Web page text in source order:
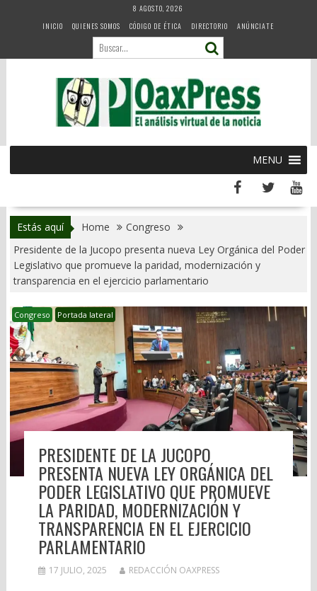
8 AGOSTO, 2026
INICIO
QUIENES SOMOS CÓDIGO DE ÉTICA DIRECTORIO ANÚNCIATE
MENU
Estás aquí Home
Congreso
Presidente de la Jucopo presenta nueva Ley Orgánica del Poder
Legislativo que promueve la paridad, modernización y
transparencia en el ejercicio parlamentario
Congreso Portada lateral
PRESIDENTE DE LA JUCOPO
PRESENTA NUEVA LEY ORGÁNICA DEL
PODER LEGISLATIVO QUE PROMUEVE
LA PARIDAD, MODERNIZACIÓN Y
TRANSPARENCIA EN EL EJERCICIO
PARLAMENTARIO
17 JULIO, 2025 REDACCIÓN OAXPRESS